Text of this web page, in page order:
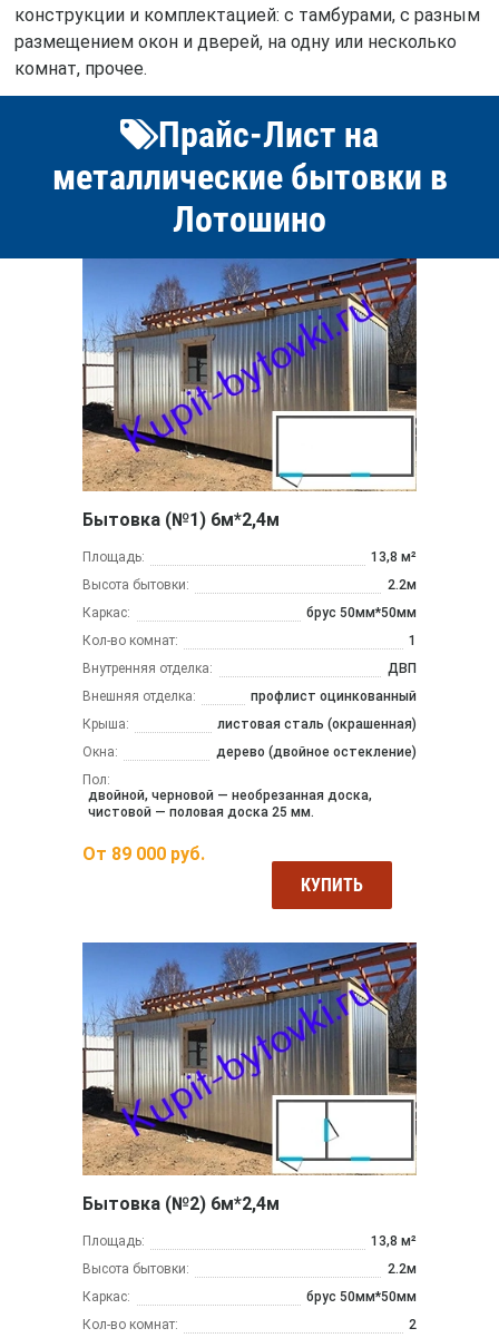
конструкции и комплектацией: с тамбурами, с разным
размещением окон и дверей, на одну или несколько
комнат, прочее.
Прайс-Лист на
металлические бытовки в
Лотошино
Бытовка (№1) 6м*2,4м
Площадь:
13,8 м²
Высота бытовки:
2.2м
Каркас:
брус 50мм*50мм
Кол-во комнат:
1
Внутренняя отделка:
ДВП
Внешняя отделка:
профлист оцинкованный
Крыша:
листовая сталь (окрашенная)
Окна:
дерево (двойное остекление)
Пол:
двойной, черновой — необрезанная доска,
чистовой — половая доска 25 мм.
От 89 000 руб.
КУПИТЬ
Бытовка (№2) 6м*2,4м
Площадь:
13,8 м²
Высота бытовки:
2.2м
Каркас:
брус 50мм*50мм
Кол-во комнат:
2